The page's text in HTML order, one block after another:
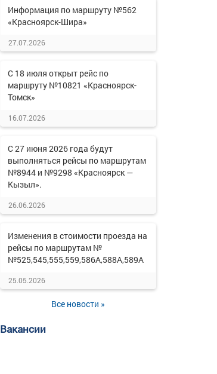
Информация по маршруту №562
«Красноярск-Шира»
27.07.2026
С 18 июля открыт рейс по
маршруту №10821 «Красноярск-
Томск»
16.07.2026
С 27 июня 2026 года будут
выполняться рейсы по маршрутам
№8944 и №9298 «Красноярск —
Кызыл».
26.06.2026
Изменения в стоимости проезда на
рейсы по маршрутам №
№525,545,555,559,586А,588А,589А
25.05.2026
Все новости »
Вакансии